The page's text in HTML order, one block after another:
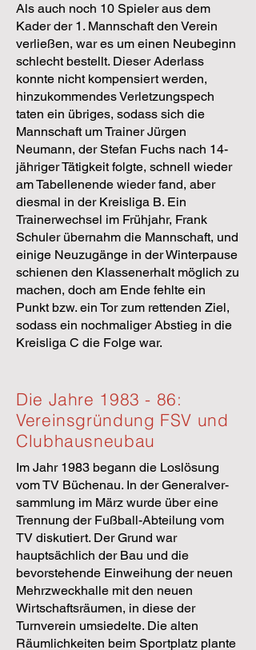
Als auch noch 10 Spieler aus dem
Kader der 1. Mannschaft den Verein
verließen, war es um einen Neubeginn
schlecht bestellt. Dieser Aderlass
konnte nicht kompensiert werden,
hinzukommendes Verletzungspech
taten ein übriges, sodass sich die
Mannschaft um Trainer Jürgen
Neumann, der Stefan Fuchs nach 14-
jähriger Tätigkeit folgte, schnell wieder
am Tabellenende wieder fand, aber
diesmal in der Kreisliga B. Ein
Trainerwechsel im Frühjahr, Frank
Schuler übernahm die Mannschaft, und
einige Neuzugänge in der Winterpause
schienen den Klassenerhalt möglich zu
machen, doch am Ende fehlte ein
Punkt bzw. ein Tor zum rettenden Ziel,
sodass ein nochmaliger Abstieg in die
Kreisliga C die Folge war.
Die Jahre 1983 - 86:
Vereinsgründung FSV und
Clubhausneubau
Im Jahr 1983 begann die Loslösung
vom TV Büchenau. In der Generalver­
sammlung im März wurde über eine
Trennung der Fußball-Abteilung vom
TV diskutiert. Der Grund war
hauptsächlich der Bau und die
bevorste­hende Einweihung der neuen
Mehrzweckhalle mit den neuen
Wirtschafts­räumen, in diese der
Turnverein umsiedelte. Die alten
Räumlichkeiten beim Sportplatz plante